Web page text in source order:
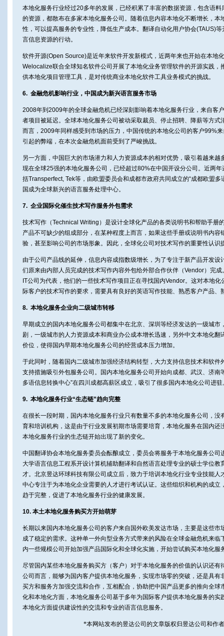
本地化服务行业经过20多年的发展，已经积累了丰富的数据资源，包含语
的资源，都散布在多家本地化服务公司。随着信息内容本地化不断增长，本
性，可以提高服务的专业性，降低生产成本。翻译自动化用户协会(TAUS)
言信息资源的行动。
软件开源(Open Source)是近年来软件开发新模式，近两年来也开始在本地
Welocalize联合全球知名软件公司开展了本地化业务管理软件的开源实践
供本地化项目管理工具，是对传统商业本地化软件工具业务模式的挑战。
6. 金融危机影响行业，中国成为新兴语言服务市场
2008年到2009年的全球金融危机已经深刻影响着本地化服务行业，来自客
者项目被延迟。全球本地化服务公司被动采取裁员、停止招聘、降薪等方式
而言，2009年同样感受到市场的压力，中国传统的本地化公司的客户99%
引起的弊端，在本次金融危机面前受到了严峻挑战。
另一方面，中国巨大的市场潜力和人力资源成本的相对优势，吸引着越来越
现在全球25强的本地化服务公司，已经超过80%在中国开设分公司。近两
括Transperfect, Tek等，由欧盟委员会和成都市政府共同成立的“成都欧盟多
国成为全球新兴的语言服务处理中心。
7. 企业国际化催生技术写作服务外包需求
技术写作（Technical Writing）是设计全球化产品的各类说明书和帮助手册
产品不可缺少的组成部分，在某种程度上而言，如果这些手册或说明书内容
验，甚至影响公司的市场形象。因此，全球化公司对技术写作的重要性认识
由于公司产品线的延伸，信息内容成指数级增长，为了专注于新产品开发设
们原来由内部人员完成的技术写作内容外包给外部合作伙伴（Vendor）完
IT公司为代表，他们的一些技术写作项目正在寻找国内Vendor。这对本地
际客户的技术写作的要求，需要具有良好的英语写作技能、熟悉客户产品、
8. 本地化服务企业向二级城市转移
早期成立的国内本地化服务公司都集中在北京、深圳等经济发达的一级城市
剧，一级城市的人力资源成本和商业办公成本增长迅速，另外中文本地化翻
价位，使得国内早期本地化服务公司的经营成本压力增加。
于此同时，随着国内二级城市加强经济结构转型，大力支持信息技术和软件
支持措施吸引外包服务公司。国内本地化服务公司开始向成都、武汉、济南
多语信息转换中心”在四川成都高薪区成立，吸引了很多国内本地化公司进驻
9. 本地化服务行业“生态链”趋向完整
在很长一段时期，国内本地化服务行业只有数量不多的本地化服务公司，没
育和培训机构，这是由于行业发展初期市场需要培育，本地化服务在国内
本地化服务行业的生态链开始出现了新的变化。
中国翻译协会本地化服务委员会酝酿成立，委员会将服务于本地化服务公司
大学语言信息工程系开设计算机辅助翻译和自然语言处理专业的硕士学位教
才。北京昱达环球科技有限公司成立后，致力于培训本地化行业专业技能人
中心专注于为本地化企业需要的人才进行考试认证。这些组织和机构的成立
趋于完整，促进了本地化服务行业的健康发展。
10. 本土本地化服务购买方开始萌芽
长期以来国内本地化服务公司的客户来自国外欧美发达市场，主要是这些市
成了稳定的需求。这种单一外向型业务方式带来的风险在全球金融危机来临
内一些规模公司开始加强产品国际化和全球化实施，开始尝试购买本地化服
尽管国内某些本地化服务购买方（客户）对于本地化服务的价值的认识还有
公司而言，能够为国内客户提供本地化服务，实现市场零的突破，还是具有
买方和服务方加强交流和合作，互相配合，协助把中国产品更多的推向全球
化和本地化方面，本地化服务公司基于多年为国际客户提供本地化服务的实
本地化方面提供建设性的交流和专业的语言信息服务。
*本网站发布的昱达公司的文章版权归昱达公司和作